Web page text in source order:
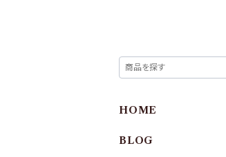
HOME
BLOG